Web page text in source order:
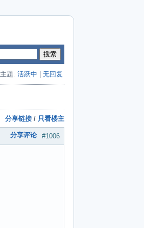
搜索
主题: 活跃中 无回复
分享链接 / 只看楼主
#1006
分享评论